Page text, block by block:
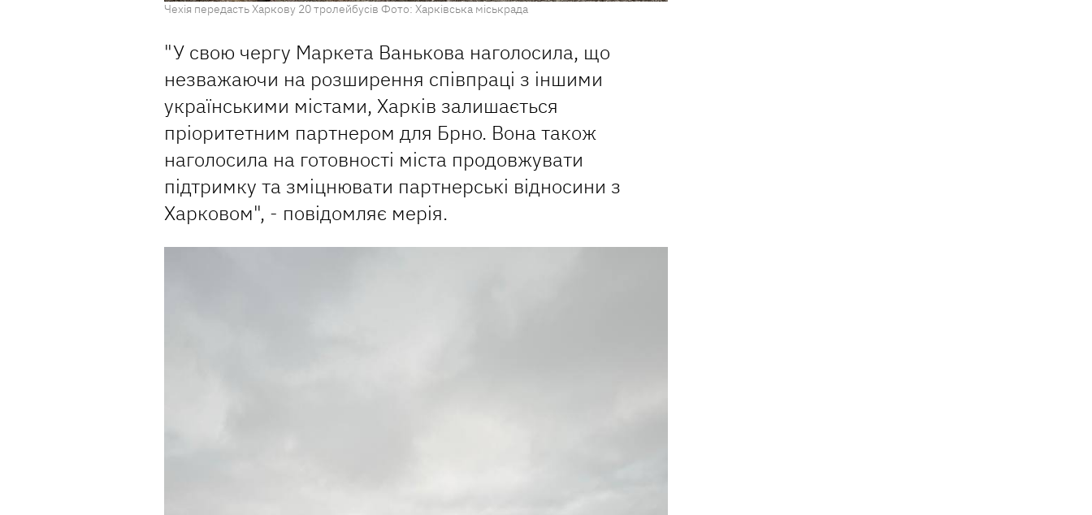
Чехія передасть Харкову 20 тролейбусів Фото: Харківська міськрада
"У свою чергу Маркета Ванькова наголосила, що
незважаючи на розширення співпраці з іншими
українськими містами, Харків залишається
пріоритетним партнером для Брно. Вона також
наголосила на готовності міста продовжувати
підтримку та зміцнювати партнерські відносини з
Харковом", - повідомляє мерія.